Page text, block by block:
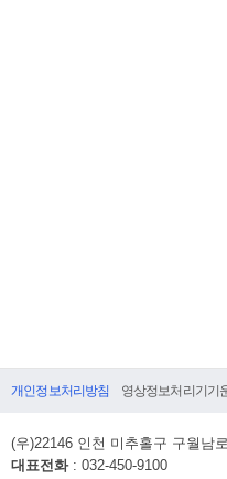
개인정보처리방침 영상정보처리기기
(우)22146 인천 미추홀구 구월남
대표전화: 032-450-9100